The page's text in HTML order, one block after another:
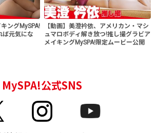
ングMySPA!
ば元気にな
【動画】美澄衿依、アメリカン・マシ
ュマロボディ解き放つ!推し撮グラビア
メイキングMySPA!限定ムービー公開